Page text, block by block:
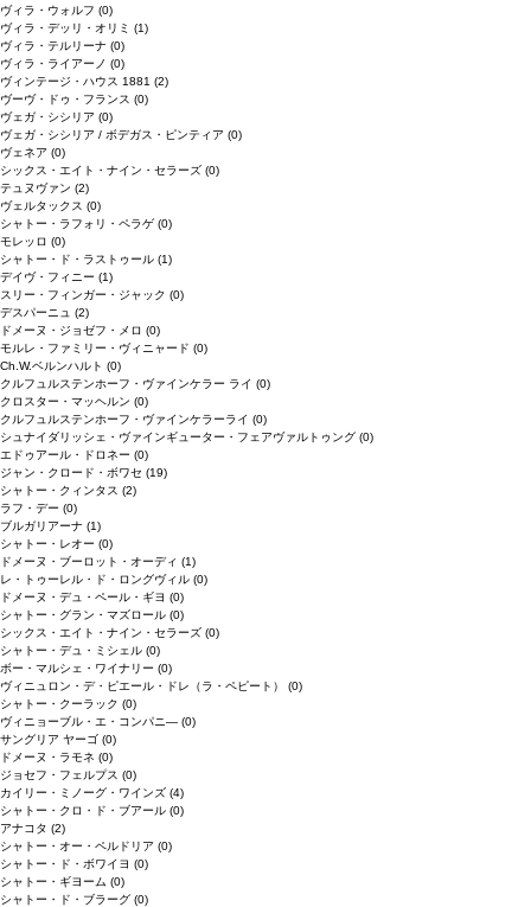
ヴィラ・ウォルフ (0)
ヴィラ・デッリ・オリミ (1)
ヴィラ・テルリーナ (0)
ヴィラ・ライアーノ (0)
ヴィンテージ・ハウス 1881 (2)
ヴーヴ・ドゥ・フランス (0)
ヴェガ・シシリア (0)
ヴェガ・シシリア / ボデガス・ピンティア (0)
ヴェネア (0)
シックス・エイト・ナイン・セラーズ (0)
テュヌヴァン (2)
ヴェルタックス (0)
シャトー・ラフォリ・ペラゲ (0)
モレッロ (0)
シャトー・ド・ラストゥール (1)
デイヴ・フィニー (1)
スリー・フィンガー・ジャック (0)
デスパーニュ (2)
ドメーヌ・ジョゼフ・メロ (0)
モルレ・ファミリー・ヴィニャード (0)
Ch.W.ベルンハルト (0)
クルフュルステンホーフ・ヴァインケラー ライ (0)
クロスター・マッヘルン (0)
クルフュルステンホーフ・ヴァインケラーライ (0)
シュナイダリッシェ・ヴァインギューター・フェアヴァルトゥング (0)
エドゥアール・ドロネー (0)
ジャン・クロード・ボワセ (19)
シャトー・クィンタス (2)
ラフ・デー (0)
ブルガリアーナ (1)
シャトー・レオー (0)
ドメーヌ・ブーロット・オーディ (1)
レ・トゥーレル・ド・ロングヴィル (0)
ドメーヌ・デュ・ペール・ギヨ (0)
シャトー・グラン・マズロール (0)
シックス・エイト・ナイン・セラーズ (0)
シャトー・デュ・ミシェル (0)
ボー・マルシェ・ワイナリー (0)
ヴィニュロン・デ・ピエール・ドレ（ラ・ペピート） (0)
シャトー・クーラック (0)
ヴィニョーブル・エ・コンパニ― (0)
サングリア ヤーゴ (0)
ドメーヌ・ラモネ (0)
ジョセフ・フェルプス (0)
カイリー・ミノーグ・ワインズ (4)
シャトー・クロ・ド・ブアール (0)
アナコタ (2)
シャトー・オー・ペルドリア (0)
シャトー・ド・ボワイヨ (0)
シャトー・ギヨーム (0)
シャトー・ド・ブラーグ (0)